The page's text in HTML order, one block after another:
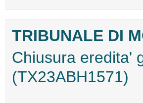
TRIBUNALE DI
Chiusura eredita'
(TX23ABH1571)